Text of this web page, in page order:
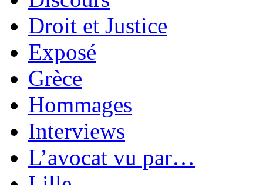
Droit et Justice
Exposé
Grèce
Hommages
Interviews
L’avocat vu par…